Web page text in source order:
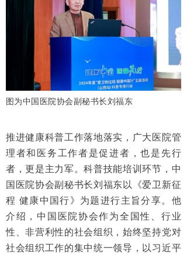
图为中国医院协会副秘书长刘福东
推进健康科普工作落地落实，广大医院管
理者和医务工作者是促进者，也是先行
者，更是主力军。科普技能培训环节，中
国医院协会副秘书长刘福东以《爱卫新征
程 健康中国行》为题进行主旨分享。他
介绍，中国医院协会作为全国性、行业
性、非营利性的社会组织，始终坚持党对
社会组织工作的集中统一领导，以习近平